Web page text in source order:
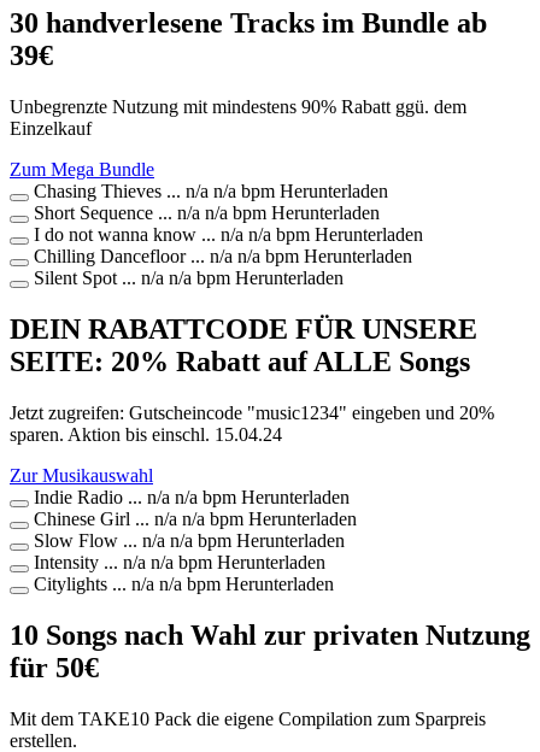
30 handverlesene Tracks im Bundle ab
39€
Unbegrenzte Nutzung mit mindestens 90% Rabatt ggü. dem
Einzelkauf
Zum Mega Bundle
Chasing Thieves ... n/a n/a bpm Herunterladen
Short Sequence ... n/a n/a bpm Herunterladen
I do not wanna know ... n/a n/a bpm Herunterladen
Chilling Dancefloor ... n/a n/a bpm Herunterladen
Silent Spot ... n/a n/a bpm Herunterladen
DEIN RABATTCODE FÜR UNSERE
SEITE: 20% Rabatt auf ALLE Songs
Jetzt zugreifen: Gutscheincode "music1234" eingeben und 20%
sparen. Aktion bis einschl. 15.04.24
Zur Musikauswahl
Indie Radio ... n/a n/a bpm Herunterladen
Chinese Girl ... n/a n/a bpm Herunterladen
Slow Flow ... n/a n/a bpm Herunterladen
Intensity ... n/a n/a bpm Herunterladen
Citylights ... n/a n/a bpm Herunterladen
10 Songs nach Wahl zur privaten Nutzung
für 50€
Mit dem TAKE10 Pack die eigene Compilation zum Sparpreis
erstellen.